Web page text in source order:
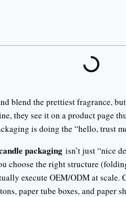
blend the prettiest fragrance,
they see it on a product page
is doing the “hello, trust
packaging isn’t just “nice
choose the right structure
execute OEM/ODM at
paper tube boxes, and paper